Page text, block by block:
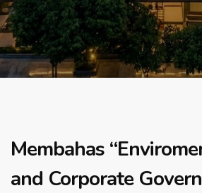
Membahas
and Corporate